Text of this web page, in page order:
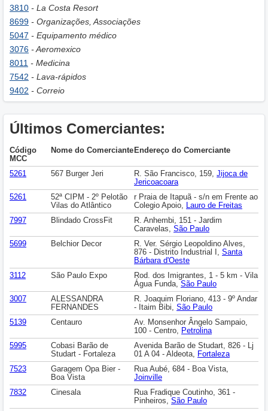
3810 - La Costa Resort
8699 - Organizações, Associações
5047 - Equipamento médico
3076 - Aeromexico
8011 - Medicina
7542 - Lava-rápidos
9402 - Correio
Últimos Comerciantes:
Código
MCC
Nome do Comerciante Endereço do Comerciante
5261 567 Burger Jeri R. São Francisco, 159, Jijoca de
Jericoacoara
5261
52ª CIPM - 2º Pelotão
Vilas do Atlântico
r Praia de Itapuã - s/n em Frente ao
Colegio Apoio, Lauro de Freitas
7997
Blindado CrossFit
R. Anhembi, 151 - Jardim
Caravelas, São Paulo
5699
Belchior Decor
R. Ver. Sérgio Leopoldino Alves,
876 - Distrito Industrial I, Santa
Bárbara d'Oeste
3112
São Paulo Expo
Rod. dos Imigrantes, 1 - 5 km - Vila
Água Funda, São Paulo
3007
ALESSANDRA
FERNANDES
R. Joaquim Floriano, 413 - 9º Andar
- Itaim Bibi, São Paulo
5139
Centauro
Av. Monsenhor Ângelo Sampaio,
100 - Centro, Petrolina
5995
Cobasi Barão de
Studart - Fortaleza
Avenida Barão de Studart, 826 - Lj
01 A 04 - Aldeota, Fortaleza
7523
Garagem Opa Bier -
Boa Vista
Rua Aubé, 684 - Boa Vista,
Joinville
7832
Cinesala
Rua Fradique Coutinho, 361 -
Pinheiros, São Paulo